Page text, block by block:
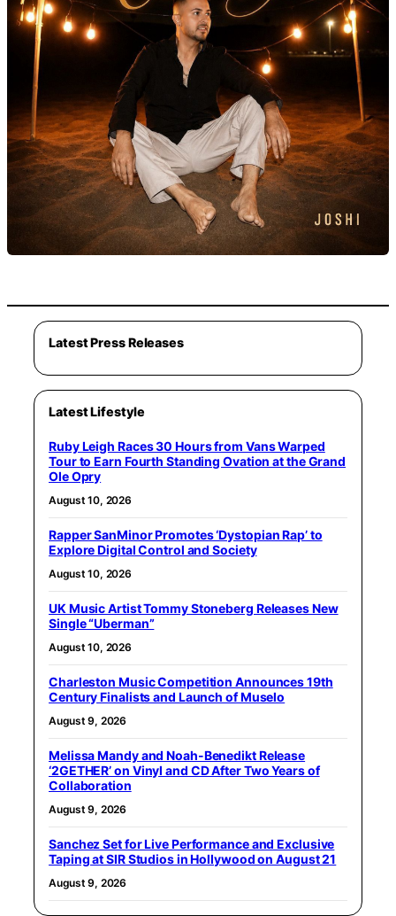
Latest Press Releases
Latest Lifestyle
Ruby Leigh Races 30 Hours from Vans Warped
Tour to Earn Fourth Standing Ovation at the Grand
Ole Opry
August 10, 2026
Rapper SanMinor Promotes ‘Dystopian Rap’ to
Explore Digital Control and Society
August 10, 2026
UK Music Artist Tommy Stoneberg Releases New
Single “Uberman”
August 10, 2026
Charleston Music Competition Announces 19th
Century Finalists and Launch of Muselo
August 9, 2026
Melissa Mandy and Noah-Benedikt Release
‘2GETHER’ on Vinyl and CD After Two Years of
Collaboration
August 9, 2026
Sanchez Set for Live Performance and Exclusive
Taping at SIR Studios in Hollywood on August 21
August 9, 2026